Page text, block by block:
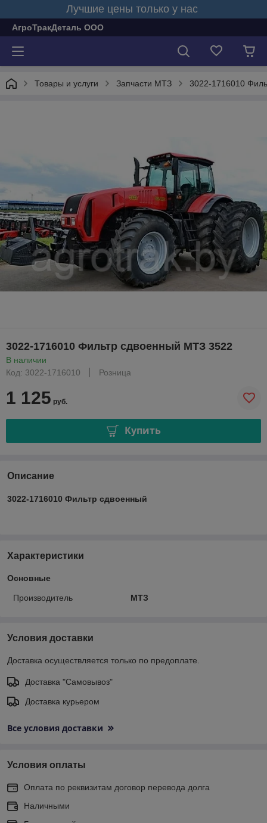
Лучшие цены только у нас
АгроТракДеталь ООО
Товары и услуги Запчасти МТЗ 3022-1716010
3022-1716010 Фильтр сдвоенный МТЗ 3522
В наличии
Код: 3022-1716010
Розница
1 125 руб.
Купить
Описание
3022-1716010 Фильтр сдвоенный
Характеристики
Основные
Производитель МТЗ
Условия доставки
Доставка осуществляется только по предоплате.
Доставка "Самовывоз"
Доставка курьером
Все условия доставки
Условия оплаты
Оплата по реквизитам договор перевода долга
Наличными